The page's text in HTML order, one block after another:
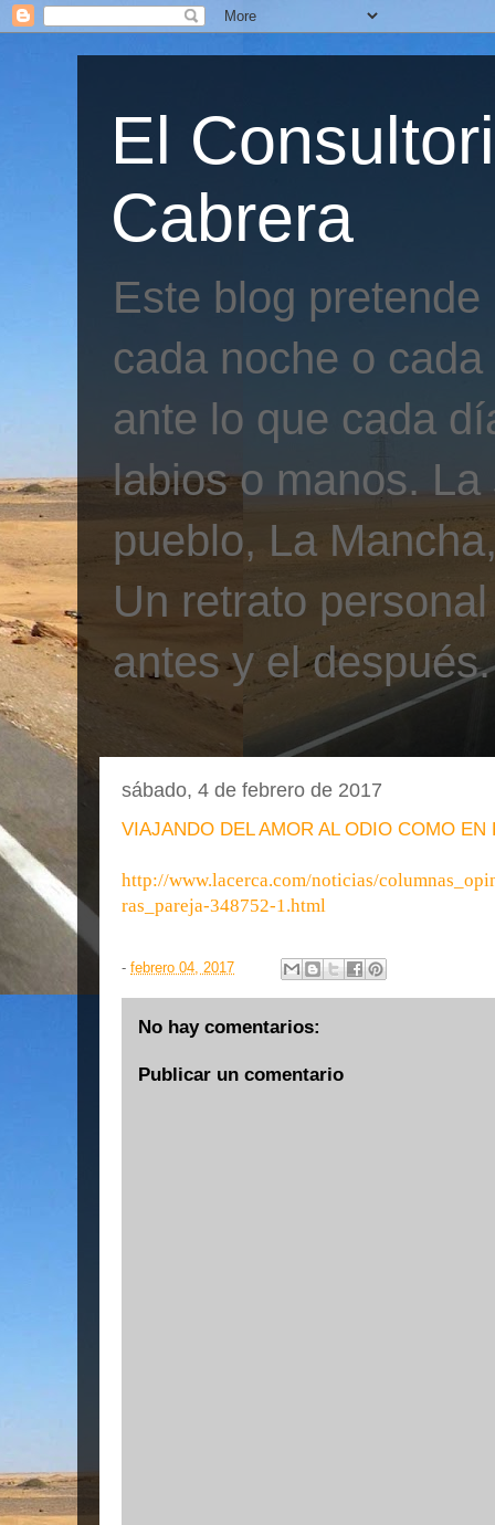
El
Cabrera
Este blog
cada noche o
ante lo que cada
labios o manos.
pueblo, La
Un retrato
antes y el después.
sábado, 4 de febrero de 2017
VIAJANDO DEL AMOR AL ODIO COMO
http://www.lacerca.com/noticias/
ras_pareja-348752-1.html
- febrero 04, 2017
No hay comentarios:
Publicar un comentario